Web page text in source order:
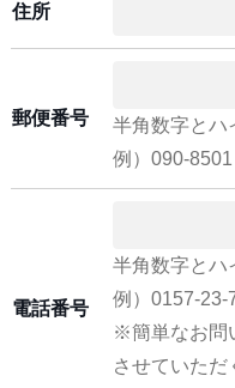
住所
郵便番号
半角数字とハ
例）090-8501
電話番号
半角数字とハ
例）0157-23-
※簡単なお問
させていた